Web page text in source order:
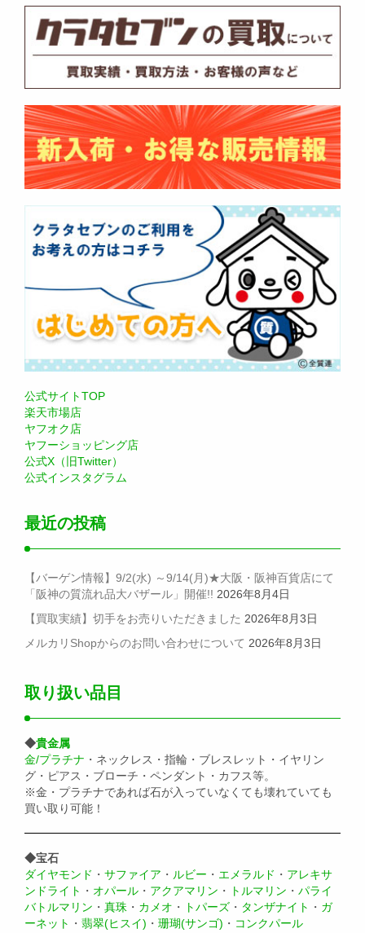
公式サイトTOP
楽天市場店
ヤフオク店
ヤフーショッピング店
公式X（旧Twitter）
公式インスタグラム
最近の投稿
【バーゲン情報】9/2(水) ～9/14(月)★大阪・阪神百貨店にて
「阪神の質流れ品大バザール」開催!! 2026年8月4日
【買取実績】切手をお売りいただきました 2026年8月3日
メルカリShopからのお問い合わせについて 2026年8月3日
取り扱い品目
◆貴金属
金/プラチナ ・ネックレス・指輪・ブレスレット・イヤリン
グ・ピアス・ブローチ・ペンダント・カフス等。
※金・プラチナであれば石が入っていなくても壊れていても
買い取り可能！
◆宝石
ダイヤモンド ・ サファイア ・ ルビー ・ エメラルド ・ アレキサ
ンドライト ・ オパール ・ アクアマリン ・ トルマリン ・ パライ
バトルマリン ・ 真珠 ・ カメオ ・ トパーズ ・ タンザナイト ・ ガ
ーネット ・ 翡翠(ヒスイ) ・ 珊瑚(サンゴ) ・ コンクパール